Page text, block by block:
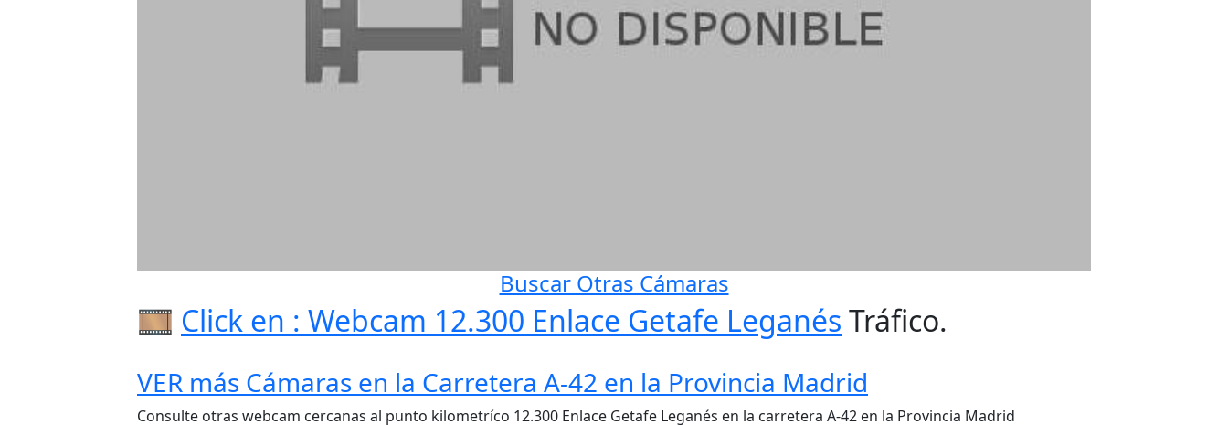
Buscar Otras Cámaras
🎞️ Click en : Webcam 12.300 Enlace Getafe Leganés Tráfico.
VER más Cámaras en la Carretera A-42 en la Provincia Madrid
Consulte otras webcam cercanas al punto kilometríco 12.300 Enlace Getafe Leganés en la carretera A-42 en la Provincia Madrid